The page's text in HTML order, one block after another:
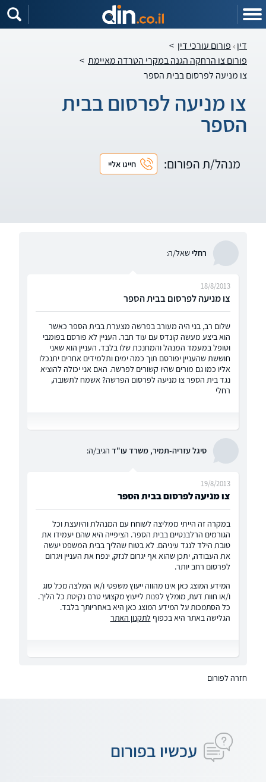
דין פורום עורכי דין >
פורום צו הרחקה הגנה במקרי הטרדה מאיימת >
צו מניעה לפרסום בבית הספר
צו מניעה לפרסום בבית
הספר
מנהל/ת הפורום: חייגו אליי
רחלישאל/ה:
צו מניעה לפרסום בבית הספר
18/8/2013
שלום רב, בני היה מעורב בפרשה מצערת בבית הספר כאשר
הוא ביצע מעשה קונדס עם עוד חבר. העניין לא פורסם בפומבי
וטופל במעמד המנהל והמחנכת שלו בלבד. העניין הוא שאני
חוששת שהעניין יפורסם תוך כמה ימים ותלמידים אחרים יתנכלו
אליו כמו גם מורים שהיו קשורים לפרשה. האם אני יכולה להוציא
נגד בית הספר צו מניעה לפרסום הפרשה? אשמח לתשובה,
רחלי
סיגל עזריה-תמיר, משרד עו"ד הגיב/ה:
צו מניעה לפרסום בבית הספר
19/8/2013
במקרה זה הייתי ממליצה לשוחח עם המנהלת והיועצת וכל
הגורמים הרלבנטיים בבית הספר. הציפייה היא שהם יעמידו את
טובת הילד לנגד עיניהם. לא בטוח שהליך בבית המשפט יעשה
את העבודה, יתכן שהוא אף יגרום לנזק, ינפח את העניין ויגרום
לפרסום רחב יותר.
המידע המוצג כאן אינו מהווה ייעוץ משפטי ו/או המלצה מכל סוג
ו/או חוות דעת, מומלץ לפנות לייעוץ מקצועי טרם נקיטת כל הליך.
כל הסתמכות על המידע המוצג כאן היא באחריותך בלבד.
הגלישה באתר היא בכפוף לתקנון האתר
חזרה לפורום
עכשיו בפורום